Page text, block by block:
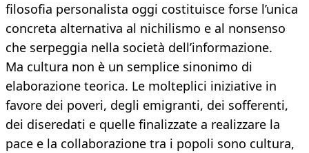
filosofia personalista oggi costituisce forse l’unica
concreta alternativa al nichilismo e al nonsenso
che serpeggia nella società dell’informazione.
Ma cultura non è un semplice sinonimo di
elaborazione teorica. Le molteplici iniziative in
favore dei poveri, degli emigranti, dei sofferenti,
dei diseredati e quelle finalizzate a realizzare la
pace e la collaborazione tra i popoli sono cultura,